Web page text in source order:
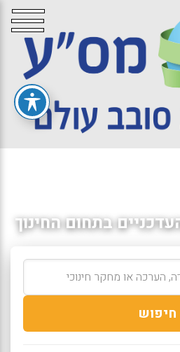
בתחום החינוך
חיפוש